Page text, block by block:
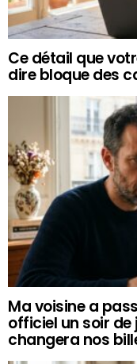
Ce détail que
dire bloque des
Ma voisine a
officiel un soir de
changera nos